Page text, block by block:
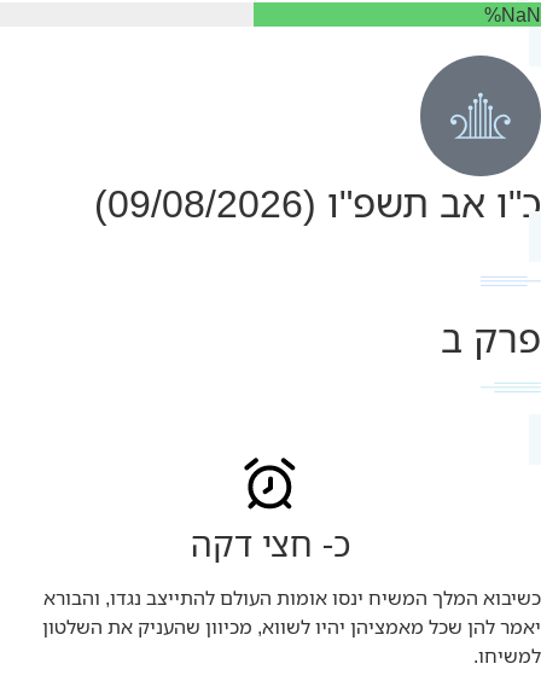
NaN%
כ"ו אב תשפ"ו (09/08/2026)
פרק ב
כ- חצי דקה
כשיבוא המלך המשיח ינסו אומות העולם להתייצב נגדו, והבורא
יאמר להן שכל מאמציהן יהיו לשווא, מכיוון שהעניק את השלטון
למשיחו.